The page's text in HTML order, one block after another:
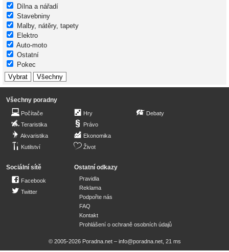
Dílna a nářadí
Stavebniny
Malby, nátěry, tapety
Elektro
Auto-moto
Ostatní
Pokec
Všechny poradny
Počítače
Teraristika
Akvaristika
Kutilství
Hry
Právo
Ekonomika
Život
Debaty
Sociální sítě
Facebook
Twitter
Ostatní odkazy
Pravidla
Reklama
Podpořte nás
FAQ
Kontakt
Prohlášení o ochraně osobních údajů
© 2005-2026 Poradna.net – info@poradna.net, 21 ms